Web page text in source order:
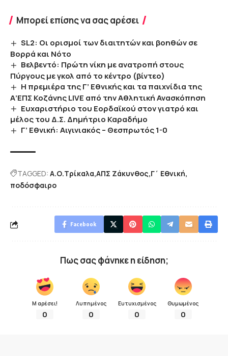
Μπορεί επίσης να σας αρέσει
SL2: Οι ορισμοί των διαιτητών και βοηθών σε
Βορρά και Νότο
Βελβεντό: Πρώτη νίκη με ανατροπή στους
Πύργους με γκολ από το κέντρο (βίντεο)
Η πρεμιέρα της Γ’ Εθνικής και τα παιχνίδια της
Α’ΕΠΣ Κοζάνης LIVE από την Αθλητική Ανασκόπηση
Ευχαριστήριο του Εορδαϊκού στον γιατρό και
μέλος του Δ.Σ. Δημήτριο Καραδήμο
Γ’ Εθνική: Αιγινιακός – Θεσπρωτός 1-0
TAGGED: Α.Ο.Τρίκαλα ΑΠΣ Ζάκυνθος Γ΄ Εθνική
ποδόσφαιρο
Facebook
Πως σας φάνηκε η είδηση;
Μ αρέσει!
0
Λυπημένος
0
Ευτυχισμένος
0
Θυμωμένος
0